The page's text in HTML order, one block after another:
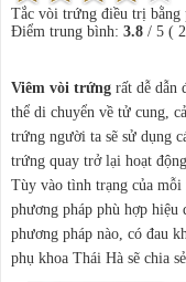
Tắc vòi trứng điều trị bằng
Điểm trung bình: 3.8/ 5(
Viêm vòi trứngrất dễ dẫn
thể di chuyển về tử cung,
trứng người ta sẽ sử dụng
trứng quay trở lại hoạt
Tùy vào tình trạng của mỗi
phương pháp phù hợp hiệu
phương pháp nào, có đau
phụ khoa Thái Hà sẽ chia